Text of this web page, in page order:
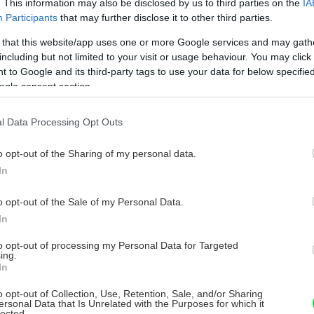
This information may also be disclosed by us to third parties on the
Participants that may further disclose it to other third parties.
that this website/app uses one or more Google services and may
but not limited to your visit or usage behaviour. You may
to Google and its third-party tags to use your data for below
consent section.
Data Processing Opt Outs
opt-out of the Sharing of my personal data.
opt-out of the Sale of my Personal Data.
opt-out of processing my Personal Data for Targeted
opt-out of Collection, Use, Retention, Sale, and/or Sharing
Data that Is Unrelated with the Purposes for which it
kvetov, ktoré obsypú celý múr.
popínavou trvalkou, ktorého kvety
sú veľkým lákadlom pre užitočné
mu vyberte slnečné a teplé miesto.
v našich podmienkach sa mu
zvláda aj zimné mesiace.